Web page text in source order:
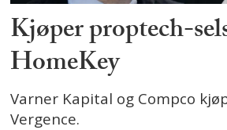
Kjøper proptech-
HomeKey
Varner Kapital og Compco
Vergence.